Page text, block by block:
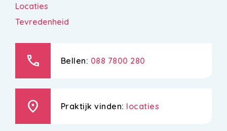
Locaties
Tevredenheid
call Bellen: 088 7800 280
location_on Praktijk vinden: locaties